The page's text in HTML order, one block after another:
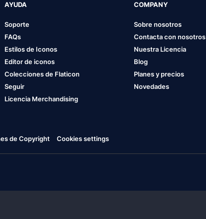
AYUDA
Soporte
FAQs
Estilos de Iconos
Editor de iconos
Colecciones de Flaticon
Seguir
Licencia Merchandising
COMPANY
Sobre nosotros
Contacta con nosotros
Nuestra Licencia
Blog
Planes y precios
Novedades
de Copyright Cookies settings